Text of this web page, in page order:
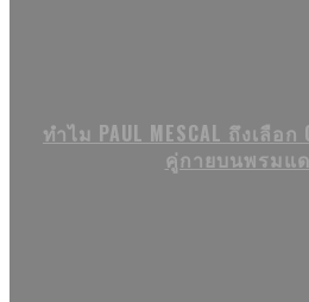
ทำไม PAUL MESCAL ถึงเลือ
คู่กายบนพรมแ